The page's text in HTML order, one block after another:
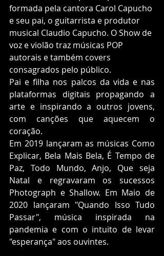
formada pela cantora Carol Capucho
e seu pai, o guitarrista e produtor
musical Claudio Capucho. O Show de
voz e violão traz músicas POP
autorais e também covers
consagrados pelo público.
Pai e filha nos palcos da vida e nas
plataformas digitais propagando a
arte e inspirando a outros jovens,
com canções que aquecem o
coração.
Em 2019 lançaram as músicas Como
Explicar, Bela Mais Bela, É Tempo de
Paz, Todo Mundo, Anjo, Que seja
Natal e regravaram os sucessos
Photograph e Shallow. Em Maio de
2020 lançaram "Quando Isso Tudo
Passar", música inspirada na
pandemia e com o intuito de levar
"esperança" aos ouvintes.